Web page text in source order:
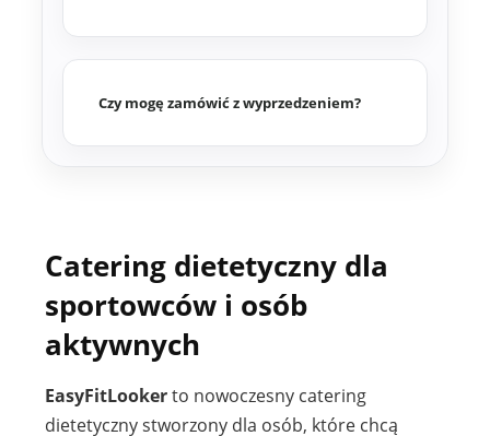
Czy mogę zamówić z wyprzedzeniem?
Catering dietetyczny dla
sportowców i osób
aktywnych
EasyFitLookerto nowoczesny catering
dietetyczny stworzony dla osób, które chcą